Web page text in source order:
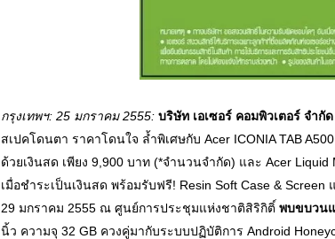
กรุงเทพฯ: 25 มกราคม 2555: บริษัท เอเซอร์ คอมพิวเตอร์ จำกัด
สเปคโดนตา ราคาโดนใจ ล้ำพิเศษกับ Acer ICONIA TAB
ด้วยเงินสด เพียง 9,900 บาท (*จำนวนจำกัด) และ Acer
เมื่อชำระเป็นเงินสด พร้อมรับฟรี! Resin Soft Case &
29 มกราคม 2555 ณ ศูนย์การประชุมแห่งชาติสิริกิติ์ พบขบวน
นิ้ว ความจุ 32 GB ควงคู่มากับระบบปฏิบัติการ Android